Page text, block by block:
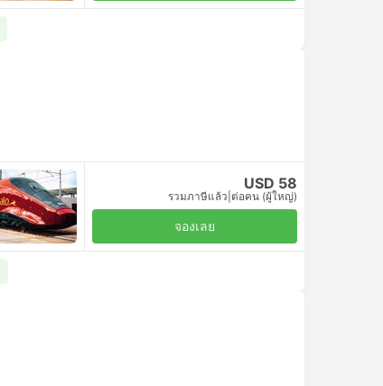
USD 58
รวมภาษีแล้ว ต่อคน (ผู้ใหญ่)
จองเลย